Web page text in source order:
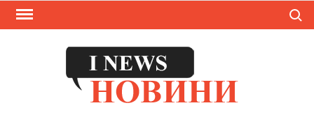
Skip